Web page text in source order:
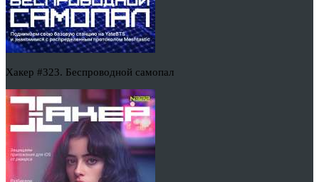
Хакер #323. Беспроводной самопал